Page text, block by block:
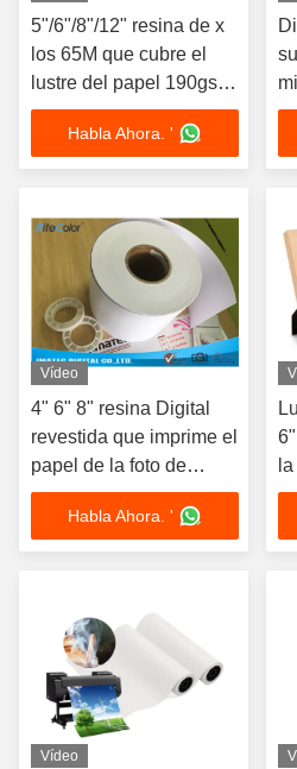
5"/6"/8"/12" resina de x
los 65M que cubre el
lustre del papel 190gsm
de la foto de Digitaces
para la impresión seca
de Minilab
Habla Ahora. '
la
Vídeo
4" 6" 8" resina Digital
revestida que imprime el
papel de la foto de
Minilab para la frontera
DX100Habla Ahora. '
Vídeo